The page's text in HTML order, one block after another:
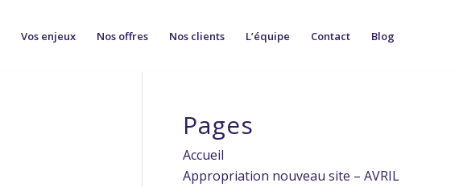
Vos enjeux Nos offres Nos clients L’équipe Contact Blog
Pages
Accueil
Appropriation nouveau site – AVRIL